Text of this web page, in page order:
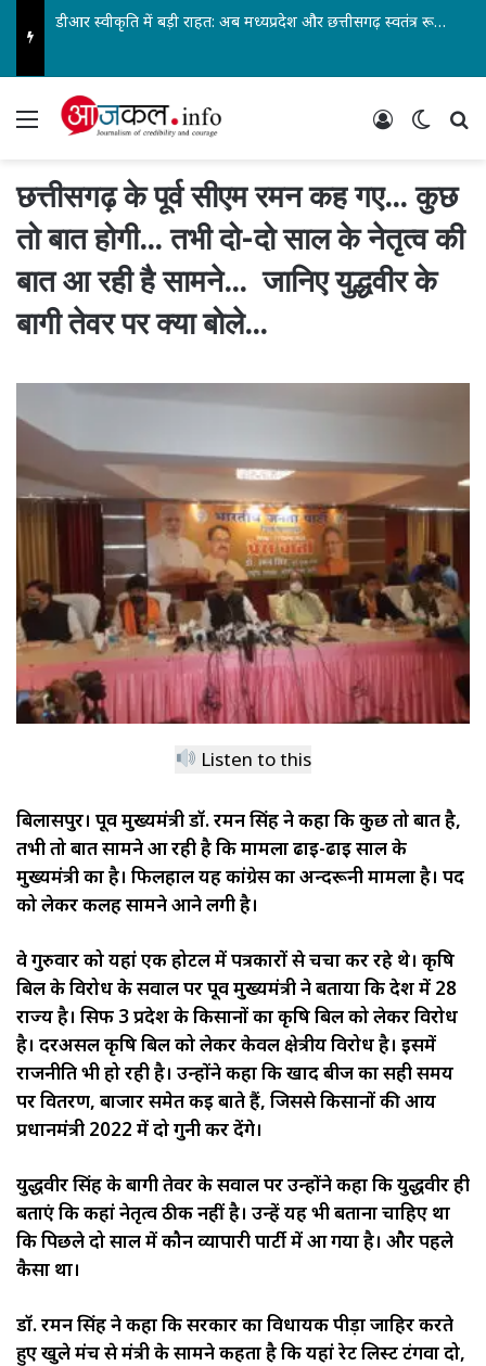
डीआर स्वीकृति में बड़ी राहत: अब मध्यप्रदेश और छत्तीसगढ़ स्वतंत्र रूप से ले सकेंगे निर्णय… पेंशनर्स एसोसिएशन के जिलाध्यक्ष आरके वर्मा सहित पदाधिकारियों ने किया स्वागत…
Menu Log In
छत्तीसगढ़ के पूर्व सीएम रमन कह गए… कुछ
तो बात होगी… तभी दो-दो साल के नेतृत्व की
बात आ रही है सामने… जानिए युद्धवीर के
बागी तेवर पर क्या बोले…
Listen to this
बिलासपुर। पूर्व मुख्यमंत्री डॉ. रमन सिंह ने कहा कि कुछ तो बात है,
तभी तो बात सामने आ रही है कि मामला ढाई-ढाई साल के
मुख्यमंत्री का है। फिलहाल यह कांग्रेस का अन्दरूनी मामला है। पद
को लेकर कलह सामने आने लगी है।
वे गुरुवार को यहां एक होटल में पत्रकारों से चर्चा कर रहे थे। कृषि
बिल के विरोध के सवाल पर पूर्व मुख्यमंत्री ने बताया कि देश में 28
राज्य है। सिर्फ 3 प्रदेश के किसानों का कृषि बिल को लेकर विरोध
है। दरअसल कृषि बिल को लेकर केवल क्षेत्रीय विरोध है। इसमें
राजनीति भी हो रही है। उन्होंने कहा कि खाद बीज का सही समय
पर वितरण, बाजार समेत कई बाते हैं, जिससे किसानों की आय
प्रधानमंत्री 2022 में दो गुनी कर देंगे।
युद्धवीर सिंह के बागी तेवर के सवाल पर उन्होंने कहा कि युद्धवीर ही
बताएं कि कहां नेतृत्व ठीक नहीं है। उन्हें यह भी बताना चाहिए था
कि पिछले दो साल में कौन व्यापारी पार्टी में आ गया है। और पहले
कैसा था।
डॉ. रमन सिंह ने कहा कि सरकार का विधायक पीड़ा जाहिर करते
हुए खुले मंच से मंत्री के सामने कहता है कि यहां रेट लिस्ट टंगवा दो,